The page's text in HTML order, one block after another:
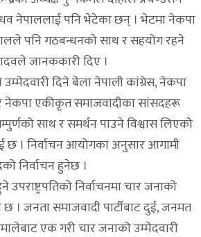
नेपाललाई पनि भेटेका छन् । भेटमा नेकपा
पनि गठबन्धनको साथ र सहयोग रहने
जानककारी दिए ।
दिने बेला नेपाली कांग्रेस, नेकपा
नेकपा एकीकृत समाजवादीका सांसदहरू
साथ र समर्थन पाउने विश्वास लिएको
छ । निर्वाचन आयोगका अनुसार आगामी
निर्वाचन हुनेछ ।
निर्वाचनमा चार जनाको
। जनता समाजवादी पार्टीबाट दुई, जनमत
एक गरी चार जनाको उम्मेदवारी